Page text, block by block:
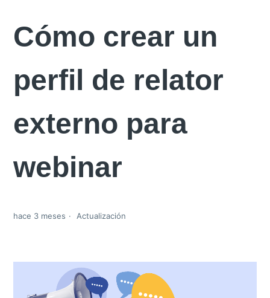
Cómo crear un
perfil de relator
externo para
webinar
hace 3 meses Actualización